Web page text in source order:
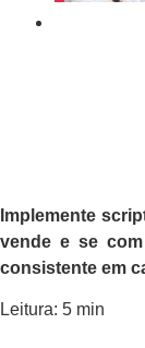
Implemente
vende e se
consistente em
Leitura: 5 min